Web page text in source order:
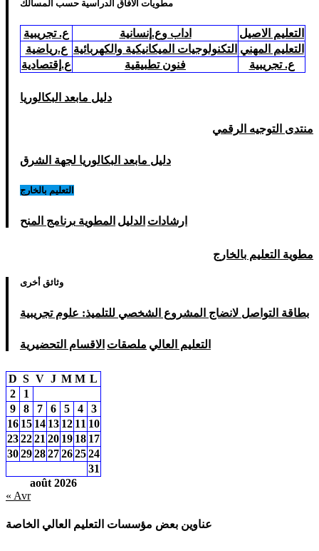
مطويات الافاق الدراسية حسب المسالك
التعليم الاصيل اداب وع.إنسانية
ع. تجريبية
التعليم المهني لتكنولوجيات الميكانيكية والكهربائية ع.رياضية
ع. تجريبية
فنون تطبيقية ع.إقتصادية
دليل مابعد البكالوريا
منتدى التوجيه الرقمي
دليل مابعد البكالوريا لجهة الشرق
التعليم بالخارج
ارشادات الدليل المطوية برنامج المنح
مطوية التعليم بالخارج
وثائق أخرى
بطاقة التواصل لانضاج المشروع الشخصي للتلميذ: علوم تجريبية
التعليم العالي ملصقات الاقسام التحضيرية
août 2026
L
M
M
J
V
S
D
1
2
3
4
5
6
7
8
9
10
11
12
13
14
15
16
17
18
19
20
21
22
23
24
25
26
27
28
29
30
31
« Avr
عناوين بعض مؤسسات التعليم العالي الخاصة